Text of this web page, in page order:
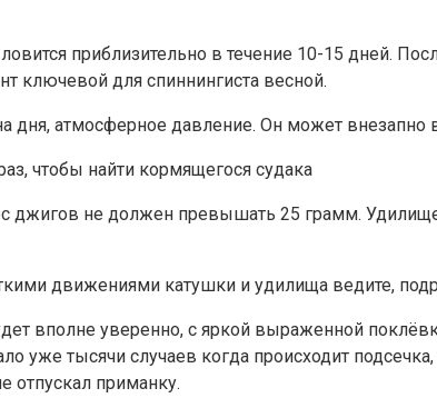
приблизительно в течение 10-15 дней.
ключевой для спиннингиста весной.
дня, атмосферное давление. Он может
чтобы найти кормящегося судака
джигов не должен превышать 25 грамм.
движениями катушки и удилища ведите,
вполне уверенно, с яркой выраженной
тысячи случаев когда происходит
отпускал приманку.